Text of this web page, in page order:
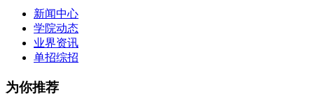
新闻中心
学院动态
业界资讯
单招综招
为你推荐